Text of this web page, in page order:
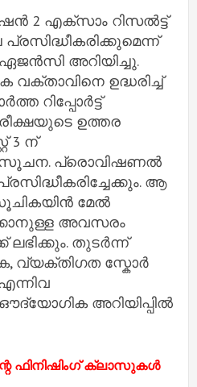
2 എക്സാം റിസൽട്ട്
അറിയിച്ചു.
ഉദ്ധരിച്ച്
റിപ്പോർട്ട്
ഉത്തര
3 ന്
സൂചന. പ്രൊവിഷണൽ
ആ​
മേൽ
അവസരം
ലഭിക്കും. തുടർന്ന്
വ്യക്തി​ഗത സ്കോർ
എന്നിവ
അറിയിപ്പിൽ
ഫിനിഷിംഗ് ക്ലാസുകൾ